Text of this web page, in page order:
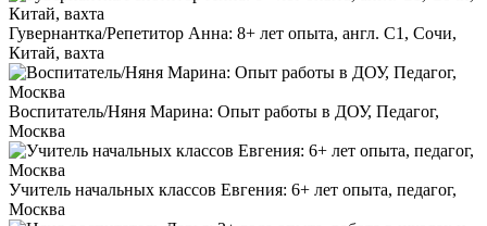
Гувернантка/Репетитор Анна: 8+ лет опыта, англ. C1, Сочи,
Китай, вахта
Воспитатель/Няня Марина: Опыт работы в ДОУ, Педагог,
Москва
Учитель начальных классов Евгения: 6+ лет опыта, педагог,
Москва